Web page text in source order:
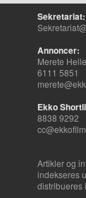
Sekretariat:
Annoncer:
Merete
6111 5851
Ekko
8838 9292
Artikler og
indekseres
distribueres